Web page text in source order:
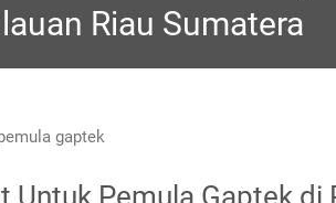
Riau Sumatera
Untuk Pemula Gaptek di